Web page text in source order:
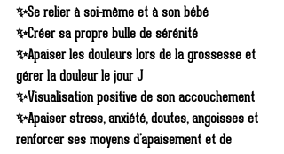
✨Se relier à soi-même et à son bébé
✨Créer sa propre bulle de sérénité
✨Apaiser les douleurs lors de la grossesse et
gérer la douleur le jour J
✨Visualisation positive de son accouchement
✨Apaiser stress, anxiété, doutes, angoisses et
renforcer ses moyens d’apaisement et de